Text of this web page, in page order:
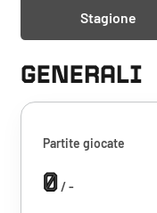
Stagione
GENERALI
Partite giocate
0/ -